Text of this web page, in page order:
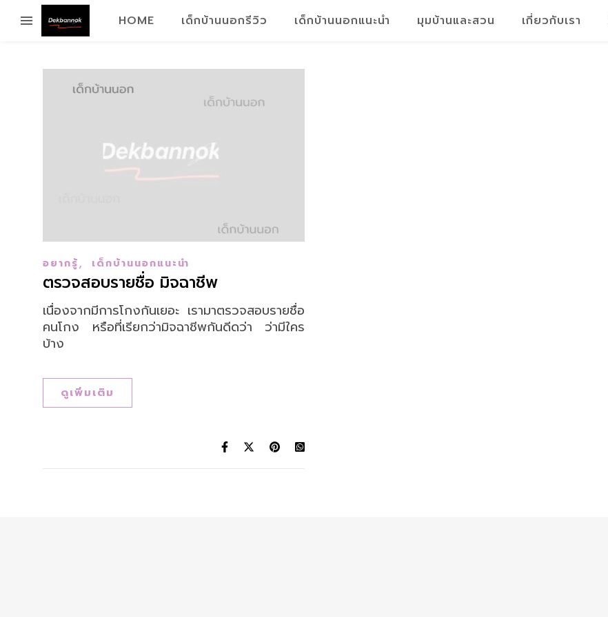
HOME เด็กบ้านนอกรีวิว เด็กบ้านนอกแนะนำ มุมบ้านและสวน เกี่ยวกับเรา
อยากรู้, เด็กบ้านนอกแนะนำ
ตรวจสอบรายชื่อ มิจฉาชีพ
เนื่องจากมีการโกงกันเยอะ เรามาตรวจสอบรายชื่อ
คนโกง หรือที่เรียกว่ามิจฉาชีพกันดีดว่า ว่ามีใคร
บ้าง
ดูเพิ่มเติม